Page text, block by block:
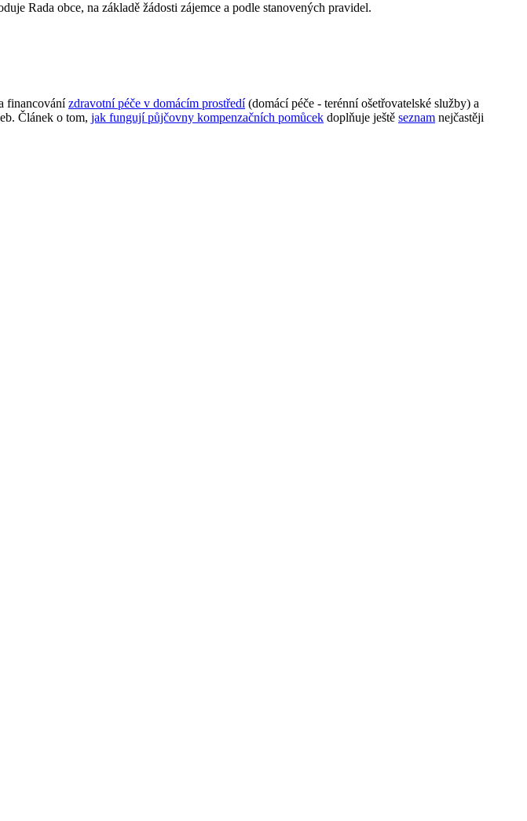
Rada obce, na základě žádosti zájemce a podle stanovených pravidel.
financovánízdravotní péče v domácím prostředí(domácí péče - terénní ošetřovatelské služby) a
Článek o tom, jak fungují půjčovny kompenzačních pomůcek doplňuje ještě seznam nejčastěji